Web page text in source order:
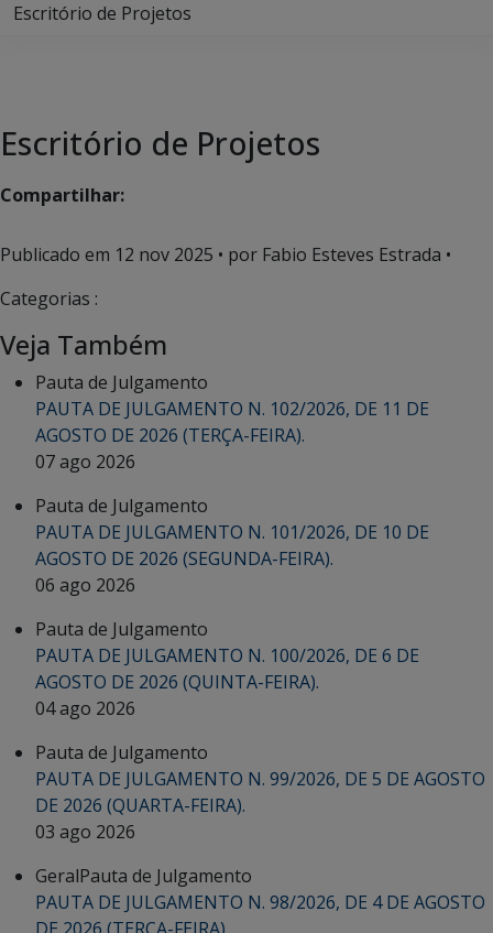
Escritório de Projetos
Escritório de Projetos
Compartilhar:
Publicado em 12 nov 2025 • por Fabio Esteves Estrada •
Categorias :
Veja Também
Pauta de Julgamento
PAUTA DE JULGAMENTO N. 102/2026, DE 11 DE
AGOSTO DE 2026 (TERÇA-FEIRA).
07 ago 2026
Pauta de Julgamento
PAUTA DE JULGAMENTO N. 101/2026, DE 10 DE
AGOSTO DE 2026 (SEGUNDA-FEIRA).
06 ago 2026
Pauta de Julgamento
PAUTA DE JULGAMENTO N. 100/2026, DE 6 DE
AGOSTO DE 2026 (QUINTA-FEIRA).
04 ago 2026
Pauta de Julgamento
PAUTA DE JULGAMENTO N. 99/2026, DE 5 DE AGOSTO
DE 2026 (QUARTA-FEIRA).
03 ago 2026
GeralPauta de Julgamento
PAUTA DE JULGAMENTO N. 98/2026, DE 4 DE AGOSTO